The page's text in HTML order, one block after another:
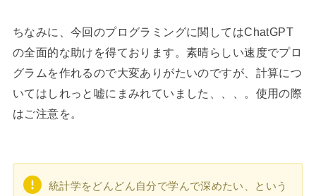
ちなみに、今回のプログラミングに関してはChatGPT
の全面的な助けを得ております。素晴らしい速度でプロ
グラムを作れるので大変ありがたいのですが、計算につ
いてはしれっと嘘にまみれていました、、、。使用の際
はご注意を。
統計学をどんどん自分で学んで深めたい、という